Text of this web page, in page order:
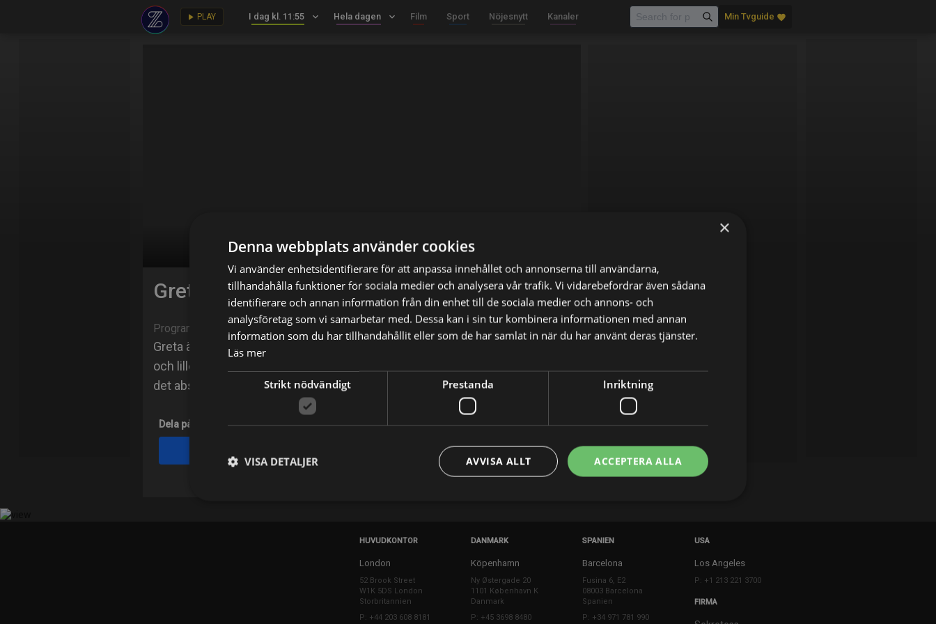
play_arrow PLAY I dag kl. 11:55 keyboard_arrow_down Hela dagen keyboard_arrow_down Film Sport Nöjesnytt Kanaler Min Tvguide favorite
Greta Gris
Program
Greta är en glatt grymtande liten gris som bor med mamma Gris, pappa Gris
och lillebror Georg. Greta tycker om att spela spel, leka och klä ut sig men
det absolut bästa hon vet är att hoppa i lerpölar.
Dela på
HUVUDKONTOR
London
52 Brook Street
W1K 5DS London
Storbritannien
P: +44 203 608 8181
DANMARK
Köpenhamn
Ny Østergade 20
1101 København K
Danmark
P: +45 3698 8480
SPANIEN
Barcelona
Fusina 6, E2
08003 Barcelona
Spanien
P: +34 971 781 990
USA
Los Angeles
P: +1 213 221 3700
FIRMA
×
Denna webbplats använder cookies
Vi använder enhetsidentifierare för att anpassa innehållet och annonserna till användarna,
tillhandahålla funktioner för sociala medier och analysera vår trafik. Vi vidarebefordrar även sådana
identifierare och annan information från din enhet till de sociala medier och annons- och
analysföretag som vi samarbetar med. Dessa kan i sin tur kombinera informationen med annan
information som du har tillhandahållit eller som de har samlat in när du har använt deras tjänster.
Läs mer
Strikt nödvändigt Prestanda Inriktning
ACCEPTERA ALLA
AVVISA ALLT
VISA DETALJER